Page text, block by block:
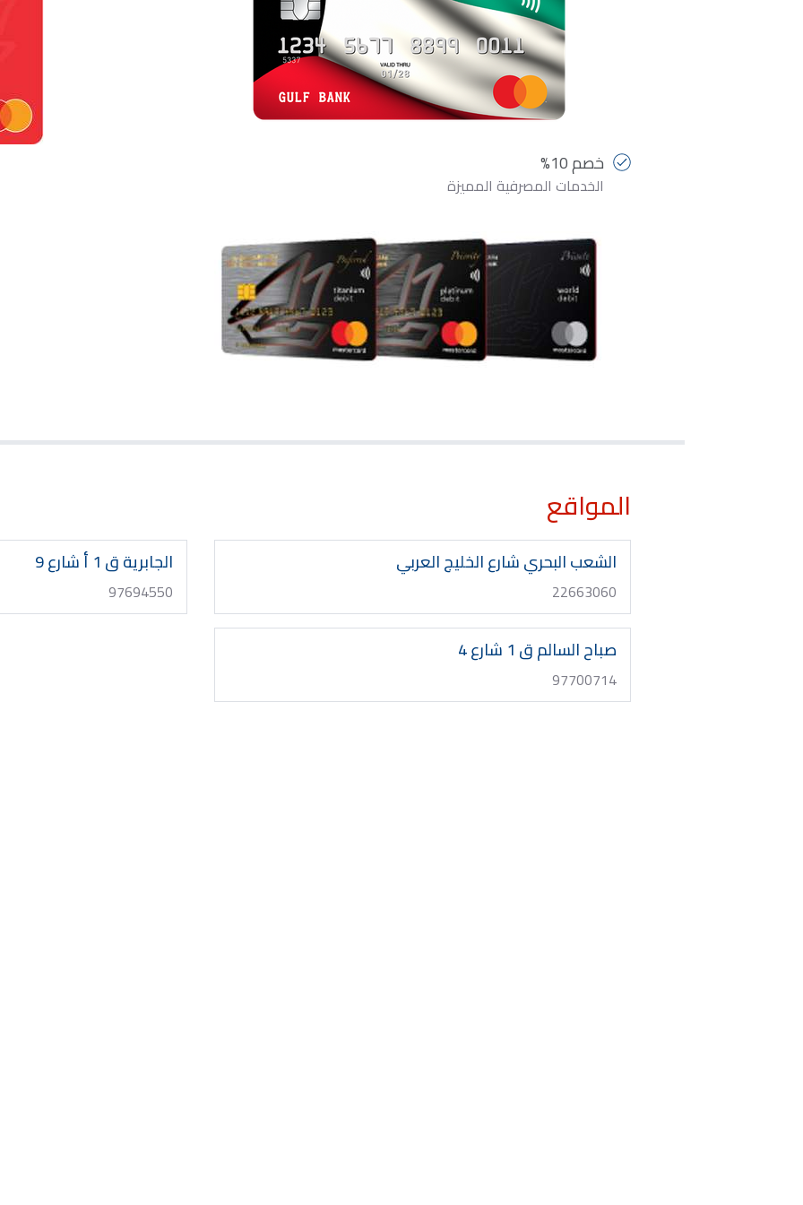
خصم 10%
الخدمات المصرفية المميزة
المواقع
الشعب البحري شارع الخليج العربي
22663060
الجابرية ق 1 أ شارع 9
97694550
صباح السالم ق 1 شارع 4
97700714